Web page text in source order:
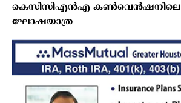
കെസിസിഎന്‍എ കണ്‍വെന്‍ഷനിലെ
ഘോഷയാത്ര